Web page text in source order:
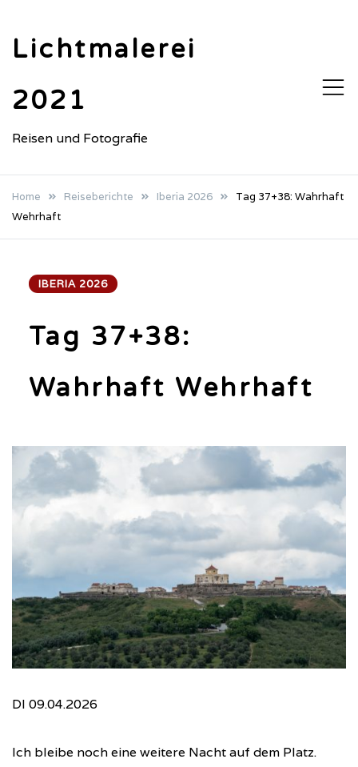
content
Lichtmalerei
2021
Reisen und Fotografie
Home Reiseberichte Iberia 2026
Tag 37+38: Wahrhaft
Wehrhaft
IBERIA 2026
Tag 37+38:
Wahrhaft Wehrhaft
DI 09.04.2026
Ich bleibe noch eine weitere Nacht auf dem Platz.